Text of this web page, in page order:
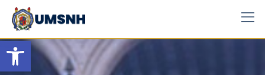
Open toolbar
Skip
content